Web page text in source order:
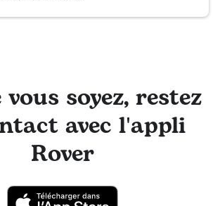
soyez, restez
avec l'appli
Rover